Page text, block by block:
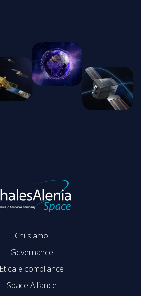
Chi siamo
Governance
Etica e compliance
Space Alliance